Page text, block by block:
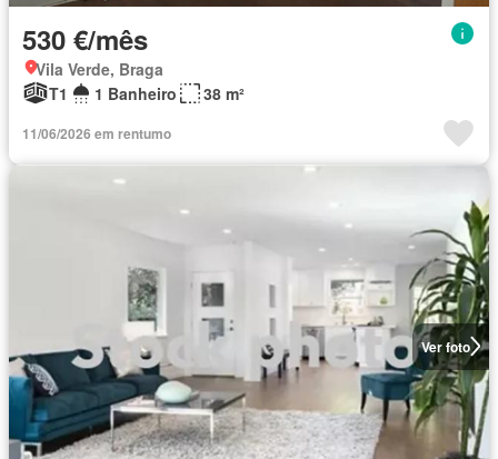
530 €/mês
Vila Verde, Braga
T1
1 Banheiro 38 m²
11/06/2026 em rentumo
Ver foto